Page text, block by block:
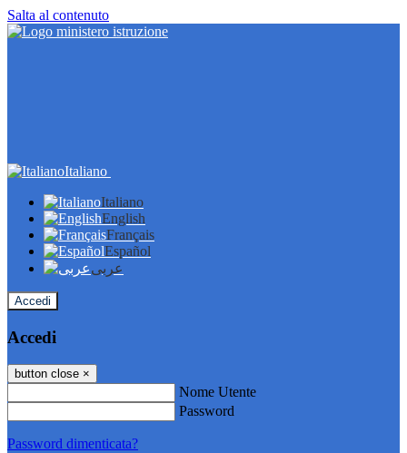
Salta al contenuto
Italiano
Italiano
English
Français
Español
عربى
Accedi
Accedi
button close ×
Nome Utente
Password
Password dimenticata?